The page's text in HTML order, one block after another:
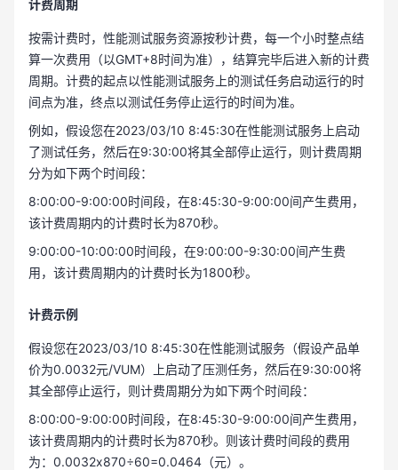
计费周期
按需计费时，性能测试服务资源按秒计费，每一个小时整点结
算一次费用（以GMT+8时间为准），结算完毕后进入新的计费
周期。计费的起点以性能测试服务上的测试任务启动运行的时
间点为准，终点以测试任务停止运行的时间为准。
例如，假设您在2023/03/10 8:45:30在性能测试服务上启动
了测试任务，然后在9:30:00将其全部停止运行，则计费周期
分为如下两个时间段：
8:00:00-9:00:00时间段，在8:45:30-9:00:00间产生费用，
该计费周期内的计费时长为870秒。
9:00:00-10:00:00时间段，在9:00:00-9:30:00间产生费
用，该计费周期内的计费时长为1800秒。
计费示例
假设您在2023/03/10 8:45:30在性能测试服务（假设产品单
价为0.0032元/VUM）上启动了压测任务，然后在9:30:00将
其全部停止运行，则计费周期分为如下两个时间段：
8:00:00-9:00:00时间段，在8:45:30-9:00:00间产生费用，
该计费周期内的计费时长为870秒。则该计费时间段的费用
为：0.0032x870÷60=0.0464（元）。